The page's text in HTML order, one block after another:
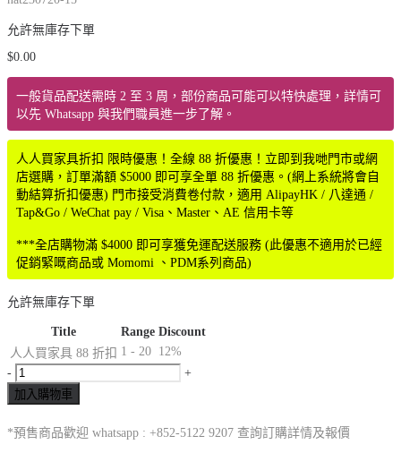
允許無庫存下單
$0.00
一般貨品配送需時 2 至 3 周，部份商品可能可以特快處理，詳情可
以先 Whatsapp 與我們職員進一步了解。
人人買家具折扣 限時優惠！全線 88 折優惠！立即到我哋門市或網
店選購，訂單滿額 $5000 即可享全單 88 折優惠。(網上系統將會自
動結算折扣優惠) 門市接受消費卷付款，適用 AlipayHK / 八達通 /
Tap&Go / WeChat pay / Visa、Master、AE 信用卡等
***全店購物滿 $4000 即可享獲免運配送服務 (此優惠不適用於已經
促銷緊嘅商品或 Momomi 、PDM系列商品)
允許無庫存下單
Title Range Discount
人人買家具 88 折扣 1 - 20 12%
-
+
加入購物車
*預售商品歡迎 whatsapp : +852-5122 9207 查詢訂購詳情及報價